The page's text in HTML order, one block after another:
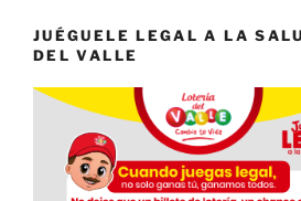
JUÉGUELE LEGAL A LA
DEL VALLE